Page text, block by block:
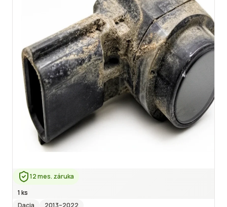
12 mes. záruka
1 ks
Dacia
2013–2022